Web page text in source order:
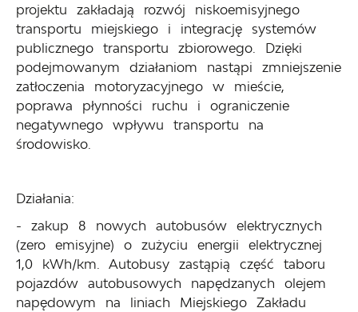
projektu zakładają rozwój niskoemisyjnego
transportu miejskiego i integrację systemów
publicznego transportu zbiorowego. Dzięki
podejmowanym działaniom nastąpi zmniejszenie
zatłoczenia motoryzacyjnego w mieście,
poprawa płynności ruchu i ograniczenie
negatywnego wpływu transportu na
środowisko.
Działania:
- zakup 8 nowych autobusów elektrycznych
(zero emisyjne) o zużyciu energii elektrycznej
1,0 kWh/km. Autobusy zastąpią część taboru
pojazdów autobusowych napędzanych olejem
napędowym na liniach Miejskiego Zakładu